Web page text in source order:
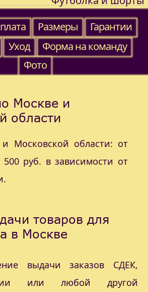
Размеры
Гарантии
Уход
Форма на команду
Фото
Москве и
области
Московской области: от
руб. в зависимости от
товаров для
в Москве
выдачи заказов СДЕК,
или любой другой